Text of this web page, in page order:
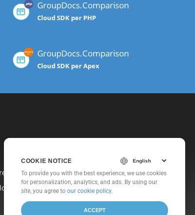
GroupDocs.Comparison
Cloud SDK per PHP
GroupDocs.Comparison
Cloud SDK per Apex
COOKIE NOTICE
To provide you with the best experience, we use cookies
for personalization, analytics, and ads. By using our
site, you agree to our cookie policy.
ACCEPT